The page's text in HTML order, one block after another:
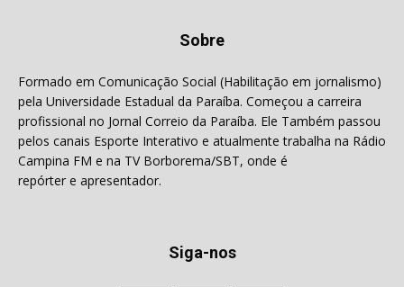
Sobre
Formado em Comunicação Social (Habilitação em jornalismo)
pela Universidade Estadual da Paraíba. Começou a carreira
profissional no Jornal Correio da Paraíba. Ele Também passou
pelos canais Esporte Interativo e atualmente trabalha na Rádio
Campina FM e na TV Borborema/SBT, onde é
repórter e apresentador.
Siga-nos